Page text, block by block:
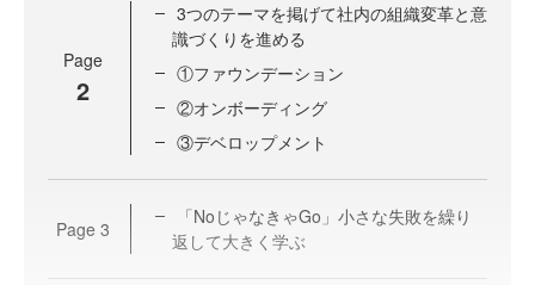
Page
2
3つのテーマを掲げて社内の組織変革と意
識づくりを進める
①ファウンデーション
②オンボーディング
③デベロップメント
Page 3
「NoじゃなきゃGo」小さな失敗を繰り
返して大きく学ぶ